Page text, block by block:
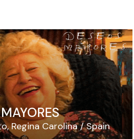
Regina Carolina Spain